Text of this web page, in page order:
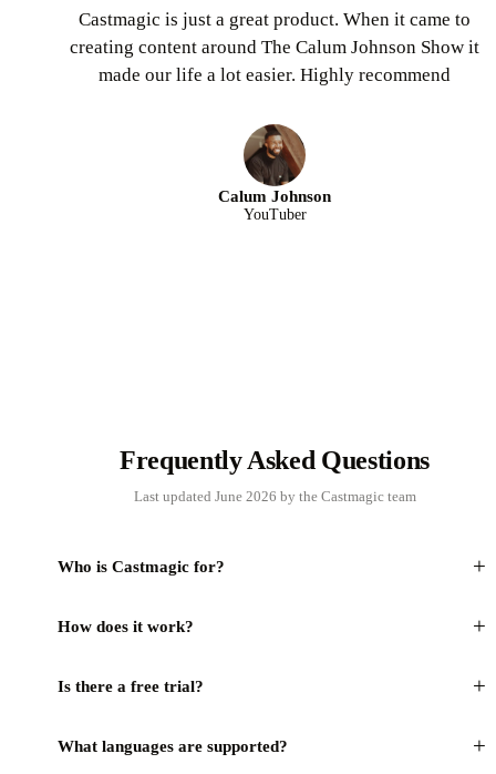
Castmagic is just a great product. When it came to
creating content around The Calum Johnson Show it
made our life a lot easier. Highly recommend
Calum Johnson
YouTuber
Frequently Asked Questions
Last updated June 2026 by the Castmagic team
Who is Castmagic for? +
How does it work? +
Is there a free trial? +
What languages are supported? +